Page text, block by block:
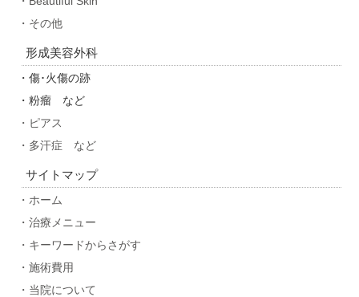
・その他
形成美容外科
・傷･火傷の跡
・粉瘤 など
・ピアス
・多汗症 など
サイトマップ
・ホーム
・治療メニュー
・キーワードからさがす
・施術費用
・当院について